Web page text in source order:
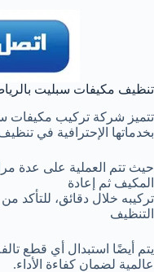
تنظيف مكيفات سبليت
تتميز شركة تركيب مكيفات
بخدماتها الإحترافية في
حيث تتم العملية على عدة
المكيف ثم إعادة
تركيبه خلال دقائق، للتأكد
التنظيف
يتم أيضًا استبدال أي قطع
عالمية لضمان كفاءة الأداء.